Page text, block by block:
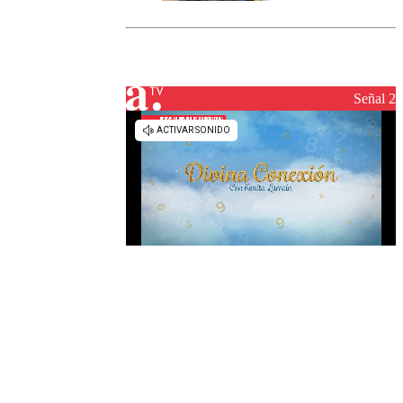
el fin de la
reconstrucciónSeñal 2